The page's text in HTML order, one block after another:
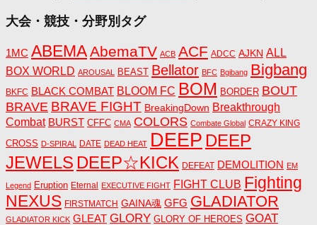
大会・競技・分野別タグ
1MC ABEMAAbemaTV ACB ACF ADCC AJKN ALL
BOX WORLD AROUSAL BEAST Bellator BFC Bgibang Bigbang
BKFC BLACK COMBAT BLOOM FC BOM BORDER BOUT
BRAVE BRAVE FIGHT BreakingDown Breakthrough
Combat BURST CFFC CMA COLORS Combate Global CRAZY KING
CROSS D-SPIRAL DATE DEAD HEAT DEEP DEEP
JEWELS DEEP☆KICK DEFEAT DEMOLITION EM
Legend Eruption Eternal EXECUTIVE FIGHT FIGHT CLUB Fighting
NEXUS FIRSTMATCH GAINA魂 GFG GLADIATOR
GLADIATOR KICK GLEAT GLORY GLORY OF HEROES GOAT